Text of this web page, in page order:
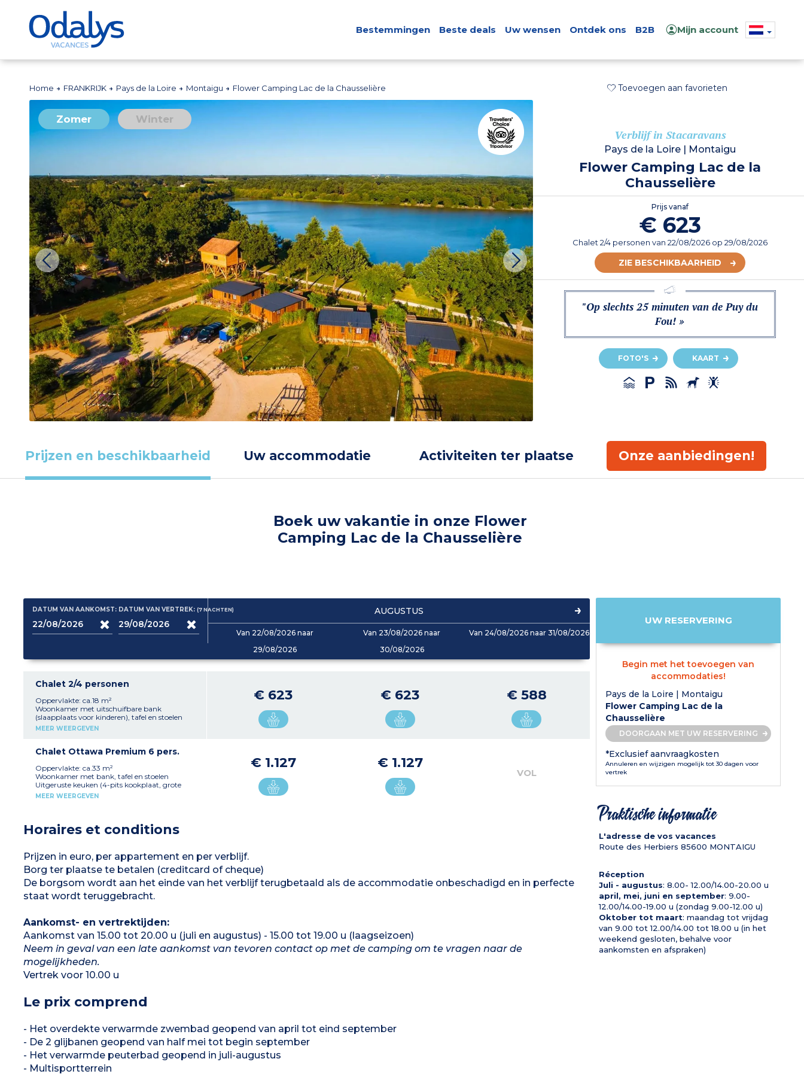
Bestemmingen Beste deals Uw wensen Ontdek ons B2B Mijn account
Home FRANKRIJK Pays de la Loire Montaigu Flower Camping Lac de la Chausselière Toevoegen aan favorieten
Zomer Winter
Verblijf in Stacaravans
Pays de la Loire Montaigu
Flower Camping Lac de la
Chausselière
Prijs vanaf
€ 623
Chalet 2/4 personen van 22/08/2026 op 29/08/2026
ZIE BESCHIKBAARHEID
"Op slechts 25 minuten van de Puy du
Fou! »
FOTO'S KAART
Prijzen en beschikbaarheid Uw accommodatie Activiteiten ter plaatse Onze aanbiedingen!
Boek uw vakantie in onze Flower
Camping Lac de la Chausselière
DATUM VAN AANKOMST: DATUM VAN VERTREK:(7NACHTEN) AUGUSTUS
Van 22/08/2026 naar
29/08/2026
Van 23/08/2026 naar
30/08/2026
Van 24/08/2026 naar 31/08/2026
Chalet 2/4 personen
Oppervlakte: ca.18 m²
Woonkamer met uitschuifbare bank
(slaapplaats voor kinderen), tafel en stoelen
Uitgeruste kitchenette (kookplaat, kleine
1 slaapkamer met 1 tweepersoonsbed (140 cm)
1 badkamer met kleine douche, wastafel, wc
Overdekt terras met tuinmeubilair
Max. capaciteit 4 personen
MEER WEERGEVEN
€ 623 € 623 € 588
Chalet Ottawa Premium 6 pers.
Oppervlakte: ca.33 m²
Woonkamer met bank, tafel en stoelen
Uitgeruste keuken (4-pits kookplaat, grote
koelkast/vriezer, filterkoffiezetapparaat,
2 slaapkamers met twee gelijke
eenpersoonsbedden (80 cm)
dubbele wasbakken, handdoekdroger, föhn
1 aparte wc
Overdekt terras met tuinmeubilair, hangstoel
en 2 ligstoelen
Airconditioning
Let op:huisdieren zijn niet toegestaan in deze
accommodatie.
MEER WEERGEVEN
€ 1.127 € 1.127
VOL
Horaires et conditions
Prijzen in euro, per appartement en per verblijf.
Borg ter plaatse te betalen (creditcard of cheque)
De borgsom wordt aan het einde van het verblijf terugbetaald als de accommodatie onbeschadigd en in perfecte
staat wordt teruggebracht.
Aankomst- en vertrektijden:
Aankomst van 15.00 tot 20.00 u (juli en augustus) - 15.00 tot 19.00 u (laagseizoen)
Neem in geval van een late aankomst van tevoren contact op met de camping om te vragen naar de
mogelijkheden.
Vertrek voor 10.00 u
Le prix comprend
- Het overdekte verwarmde zwembad geopend van april tot eind september
- De 2 glijbanen geopend van half mei tot begin september
- Het verwarmde peuterbad geopend in juli-augustus
- Multisportterrein
UW RESERVERING
Begin met het toevoegen van
accommodaties!
Pays de la Loire | Montaigu
Flower Camping Lac de la
Chausselière
DOORGAAN MET UW RESERVERING
*Exclusief aanvraagkosten
Annuleren en wijzigen mogelijk tot 30 dagen voor
vertrek
Praktische informatie
L'adresse de vos vacances
Route des Herbiers 85600 MONTAIGU
Réception
Juli - augustus: 8.00- 12.00/14.00-20.00 u
april, mei, juni en september: 9.00-
12.00/14.00-19.00 u (zondag 9.00-12.00 u)
Oktober tot maart: maandag tot vrijdag
van 9.00 tot 12.00/14.00 tot 18.00 u (in het
weekend gesloten, behalve voor
aankomsten en afspraken)